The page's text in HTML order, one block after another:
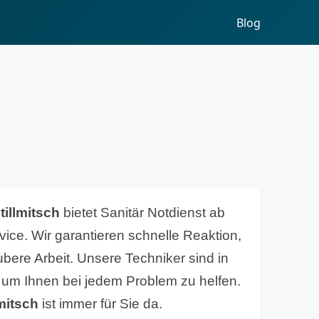
Blog
bietet Sanitär Notdienst ab
Wir garantieren schnelle Reaktion,
Arbeit. Unsere Techniker sind in
Ihnen bei jedem Problem zu helfen.
ist immer für Sie da.